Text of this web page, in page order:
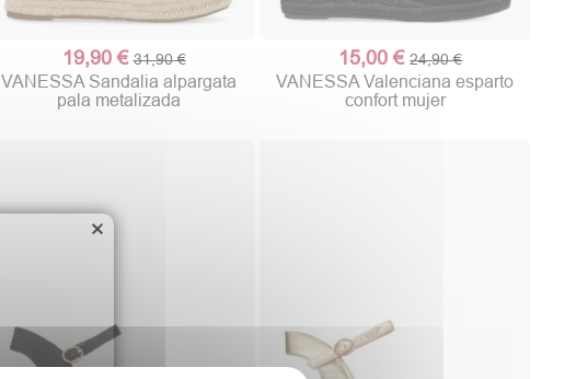
19,90 € 31,90 €
VANESSA Sandalia alpargata
pala metalizada
15,00 € 24,90 €
VANESSA Valenciana esparto
confort mujer
×